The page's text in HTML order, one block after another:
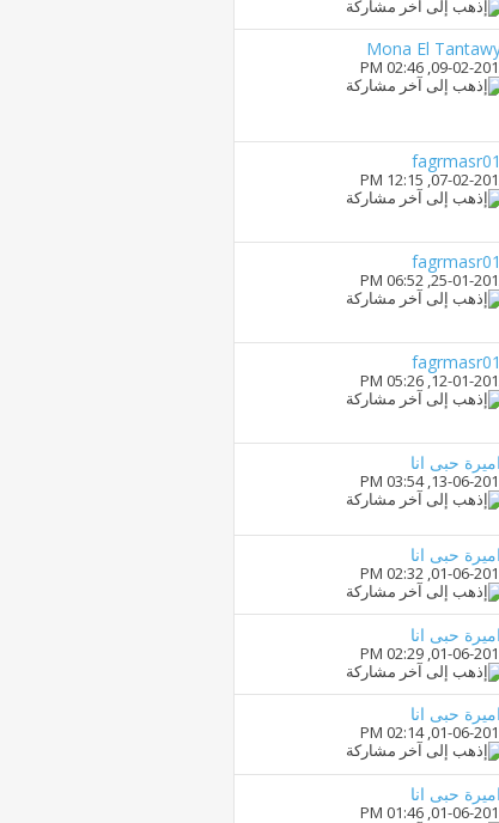
Mona El
09-02-
02:46 PM
fagrmasr01
07-02-
12:15 PM
fagrmasr01
25-01-
06:52 PM
fagrmasr01
12-01-
05:26 PM
اميرة حبى انا
13-06-
03:54 PM
اميرة حبى انا
01-06-
02:32 PM
اميرة حبى انا
01-06-
02:29 PM
اميرة حبى انا
01-06-
02:14 PM
اميرة حبى انا
01-06-
01:46 PM